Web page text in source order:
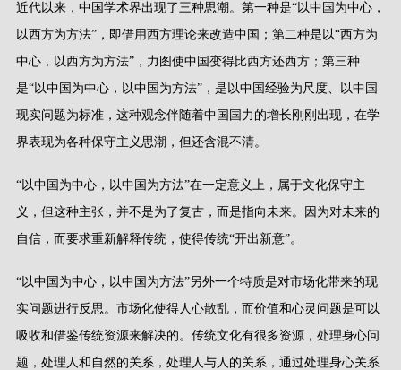
近代以来，中国学术界出现了三种思潮。第一种是“以中国为中心，
以西方为方法” ，即借用西方理论来改造中国；第二种是以“西方为
中心，以西方为方法” ，力图使中国变得比西方还西方；第三种
是“以中国为中心，以中国为方法” ，是以中国经验为尺度、以中国
现实问题为标准，这种观念伴随着中国国力的增长刚刚出现，在学
界表现为各种保守主义思潮，但还含混不清。
“以中国为中心，以中国为方法”在一定意义上，属于文化保守主
义，但这种主张，并不是为了复古，而是指向未来。因为对未来的
自信，而要求重新解释传统，使得传统“开出新意”。
“以中国为中心，以中国为方法”另外一个特质是对市场化带来的现
实问题进行反思。市场化使得人心散乱，而价值和心灵问题是可以
吸收和借鉴传统资源来解决的。传统文化有很多资源，处理身心问
题，处理人和自然的关系，处理人与人的关系，通过处理身心关系